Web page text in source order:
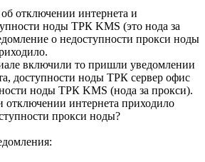
отключении интернета и
ноды ТРК KMS (это нода за
о недоступности прокси ноды
включили то пришли уведомлении
доступности ноды ТРК сервер офис
ноды ТРК KMS (нода за прокси).
отключении интернета приходило
прокси ноды?